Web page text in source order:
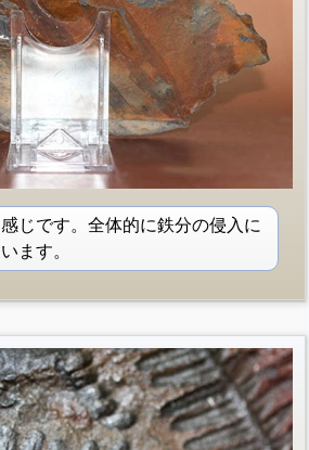
じです。全体的に鉄分の侵入に
ます。